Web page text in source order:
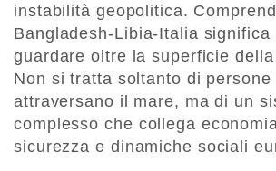
instabilità geopolitica.
Bangladesh-Libia-Italia significa
guardare oltre la superficie
Non si tratta soltanto di persone
attraversano il mare, ma di un
complesso che collega
sicurezza e dinamiche sociali